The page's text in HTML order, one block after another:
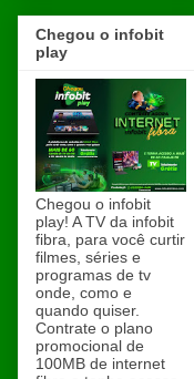
Chegou o infobit
play
Chegou o infobit
play! A TV da infobit
fibra, para você curtir
filmes, séries e
programas de tv
onde, como e
quando quiser.
Contrate o plano
promocional de
100MB de internet